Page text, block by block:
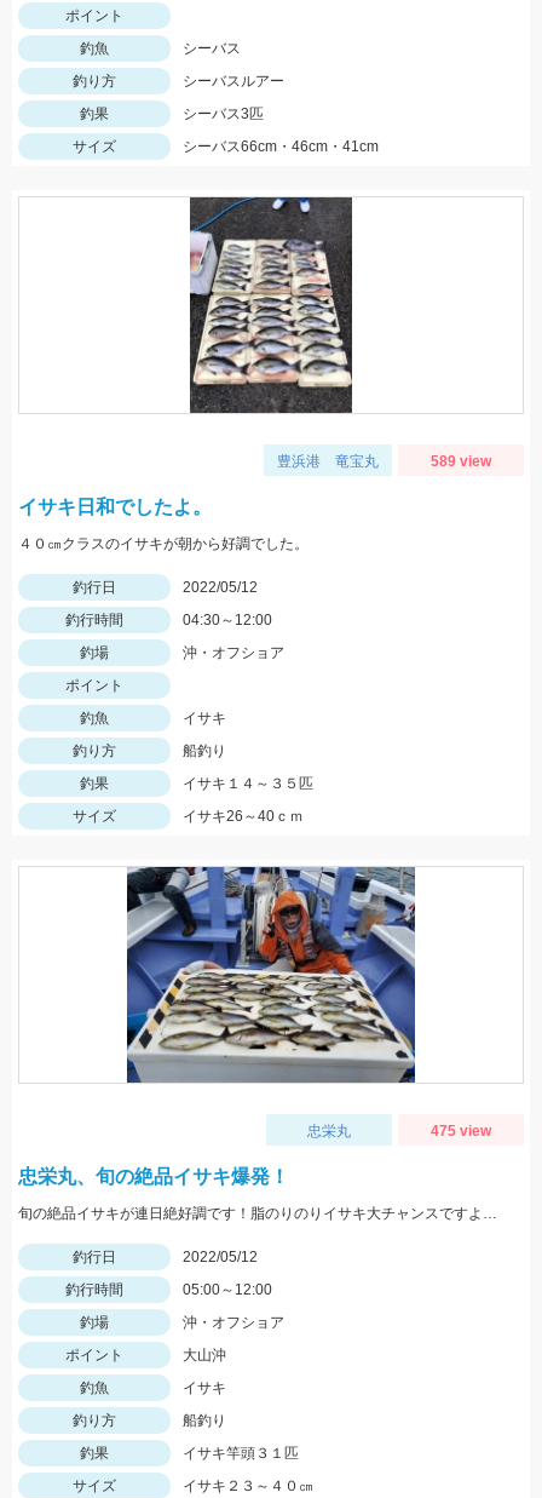
ポイント
釣魚
シーバス
釣り方
シーバスルアー
釣果
シーバス3匹
サイズ
シーバス66cm・46cm・41cm
豊浜港 竜宝丸 589 view
イサキ日和でしたよ。
４０㎝クラスのイサキが朝から好調でした。
釣行日
2022/05/12
釣行時間
04:30～12:00
釣場
沖・オフショア
ポイント
釣魚
イサキ
釣り方
船釣り
釣果
イサキ１４～３５匹
サイズ
イサキ26～40ｃｍ
忠栄丸 475 view
忠栄丸、旬の絶品イサキ爆発！
旬の絶品イサキが連日絶好調です！脂のりのりイサキ大チャンスですよ！是非どうぞ！
釣行日
2022/05/12
釣行時間
05:00～12:00
釣場
沖・オフショア
ポイント
大山沖
釣魚
イサキ
釣り方
船釣り
釣果
イサキ竿頭３１匹
サイズ
イサキ２３～４０㎝